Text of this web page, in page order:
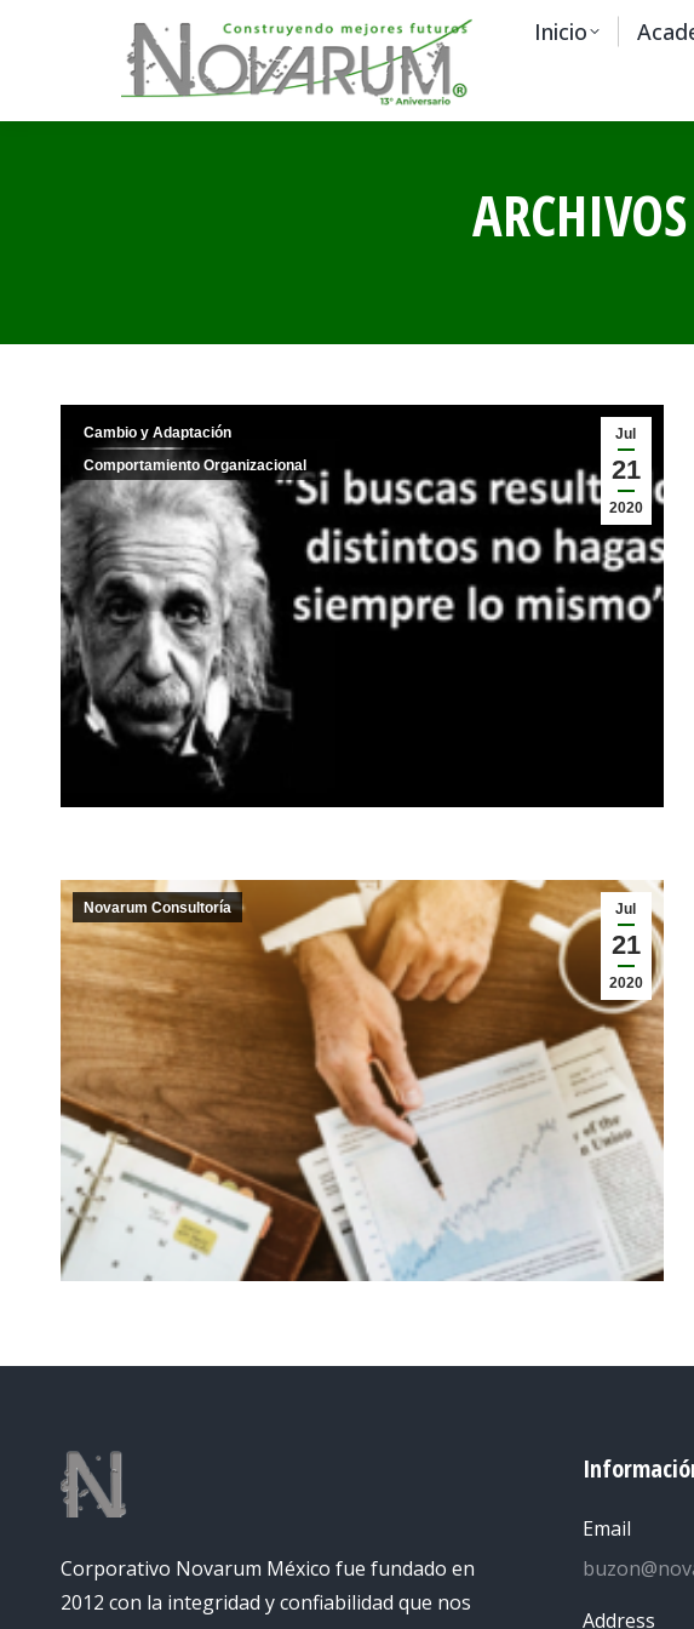
Inicio
Jul
21
2020
Cambio y Adaptación
Comportamiento Organizacional
Jul
21
2020
Novarum Consultoría
Corporativo Novarum México fue fundado en
2012 con la integridad y confiabilidad que nos
Email
Address